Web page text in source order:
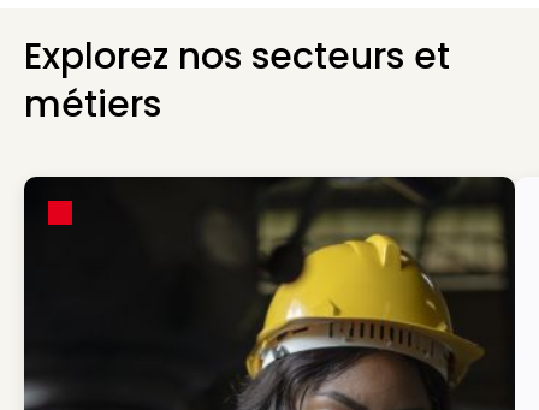
Explorez nos secteurs et
métiers